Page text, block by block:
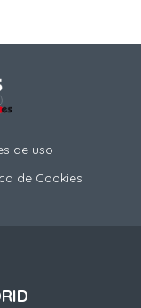
de uso
de Cookies